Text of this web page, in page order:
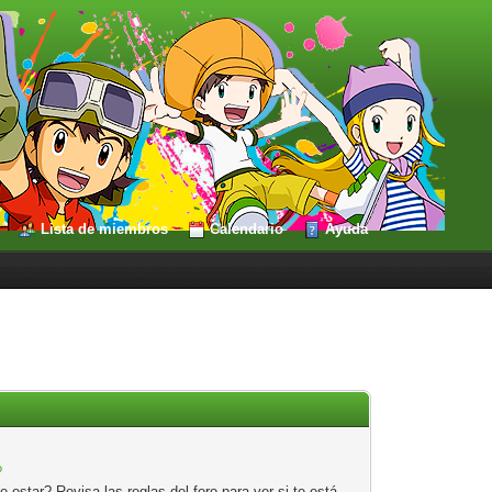
Lista de miembros Calendario Ayuda